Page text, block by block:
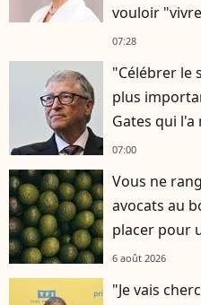
vouloir
07:28
"Célébrer le
plus
Gates qui
07:00
Vous ne
avocats au
placer pour
6 août 2026
"Je vais